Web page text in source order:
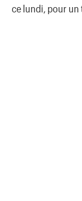
ce lundi, pour un